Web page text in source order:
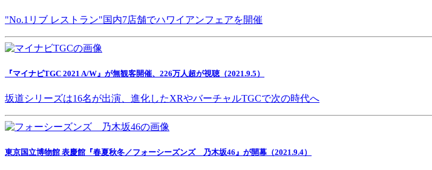
"No.1リブ レストラン"国内7店舗でハワイアンフェアを開催
『マイナビTGC 2021 A/W』が無観客開催、226万人超が視聴（2021.9.5）
坂道シリーズは16名が出演、進化したXRやバーチャルTGCで次の時代へ
東京国立博物館 表慶館『春夏秋冬／フォーシーズンズ 乃木坂46』が開幕（2021.9.4）